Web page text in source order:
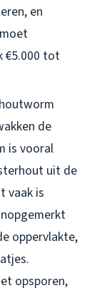
en
€5.000 tot
de
is vooral
uit de
vaak is
oppervlakte,
opsporen,